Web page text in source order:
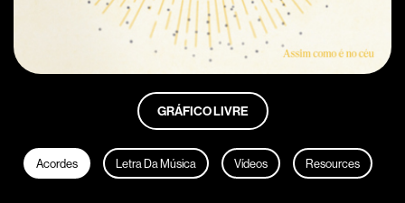
GRÁFICO LIVRE
Acordes Letra Da Música Vídeos Resources